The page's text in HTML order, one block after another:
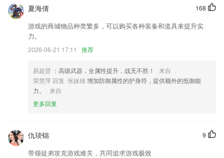
对红米手机进行了内容样式适配；
会员支持高清照片上传的功能。
2优化黑名单界面，增加免费勾选
修复华为推送 隐私合规问题
修复已知bug，新增一键快速分享
部分字体颜色优化
联系我们
以上就是腾耀注册网站的介绍，如果您喜欢这款软件，您可以到应用商店
168
夏海倩
游戏的商城物品种类繁多，可以购买各种装备和道具来提升实
力。
2026-06-21 17:11 推荐
易超贤 ：高级武器，全属性提升，战无不胜！
来自
荣慧萍 回复 张妹雄增加防御属性的护身符，提供额外的抵御能
力。
来自
更多回复
9
仇琰锦
带领徒弟攻克游戏难关，共同追求游戏极致